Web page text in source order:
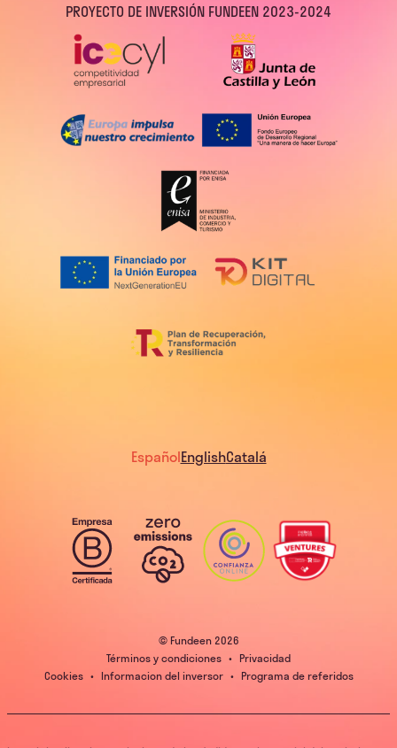
PROYECTO DE INVERSIÓN FUNDEEN 2023-2024
EspañolEnglishCatalá
© Fundeen 2026
Términos y condiciones • Privacidad
Cookies • Informacion del inversor • Programa de referidos